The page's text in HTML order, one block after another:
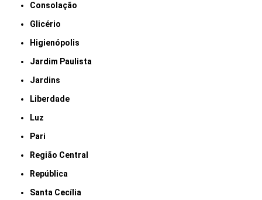
Consolação
Glicério
Higienópolis
Jardim Paulista
Jardins
Liberdade
Luz
Pari
Região Central
República
Santa Cecília